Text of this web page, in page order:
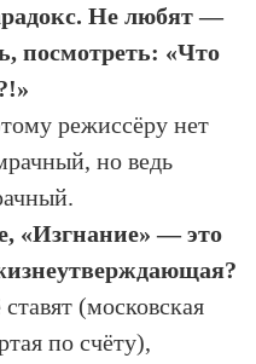
Не любят —
посмотреть: «Что
режиссёру нет
но ведь
«Изгнание» — это
(московская
по счёту),